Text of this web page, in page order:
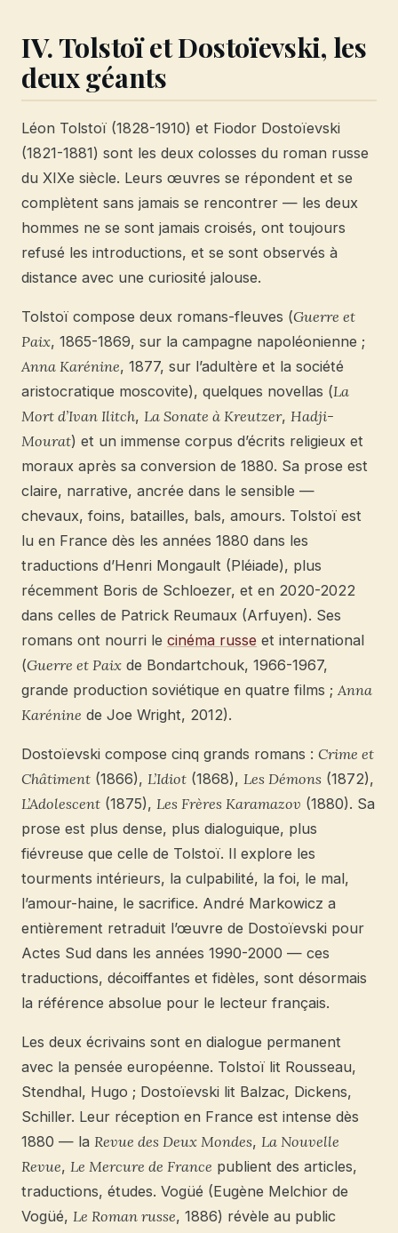
IV. Tolstoï et Dostoïevski, les
deux géants
Léon Tolstoï (1828-1910) et Fiodor Dostoïevski
(1821-1881) sont les deux colosses du roman russe
du XIXe siècle. Leurs œuvres se répondent et se
complètent sans jamais se rencontrer — les deux
hommes ne se sont jamais croisés, ont toujours
refusé les introductions, et se sont observés à
distance avec une curiosité jalouse.
Tolstoï compose deux romans-fleuves (Guerre et
Paix, 1865-1869, sur la campagne napoléonienne ;
Anna Karénine, 1877, sur l’adultère et la société
aristocratique moscovite), quelques novellas (La
Mort d’Ivan Ilitch, La Sonate à Kreutzer, Hadji-
Mourat) et un immense corpus d’écrits religieux et
moraux après sa conversion de 1880. Sa prose est
claire, narrative, ancrée dans le sensible —
chevaux, foins, batailles, bals, amours. Tolstoï est
lu en France dès les années 1880 dans les
traductions d’Henri Mongault (Pléiade), plus
récemment Boris de Schloezer, et en 2020-2022
dans celles de Patrick Reumaux (Arfuyen). Ses
romans ont nourri le cinéma russe et international
(Guerre et Paix de Bondartchouk, 1966-1967,
grande production soviétique en quatre films ; Anna
Karénine de Joe Wright, 2012).
Dostoïevski compose cinq grands romans : Crime et
Châtiment (1866), L’Idiot (1868), Les Démons (1872),
L’Adolescent (1875), Les Frères Karamazov (1880). Sa
prose est plus dense, plus dialoguique, plus
fiévreuse que celle de Tolstoï. Il explore les
tourments intérieurs, la culpabilité, la foi, le mal,
l’amour-haine, le sacrifice. André Markowicz a
entièrement retraduit l’œuvre de Dostoïevski pour
Actes Sud dans les années 1990-2000 — ces
traductions, décoiffantes et fidèles, sont désormais
la référence absolue pour le lecteur français.
Les deux écrivains sont en dialogue permanent
avec la pensée européenne. Tolstoï lit Rousseau,
Stendhal, Hugo ; Dostoïevski lit Balzac, Dickens,
Schiller. Leur réception en France est intense dès
1880 — la Revue des Deux Mondes, La Nouvelle
Revue, Le Mercure de France publient des articles,
traductions, études. Vogüé (Eugène Melchior de
Vogüé, Le Roman russe, 1886) révèle au public